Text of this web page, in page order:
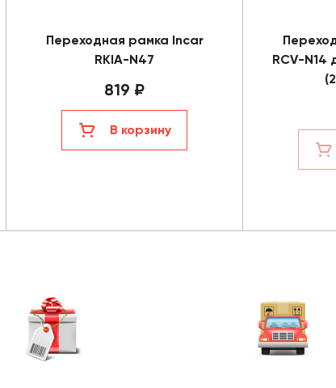
Переходная рамка Incar
RKIA-N47
819 ₽
В корзину
RCV-N14